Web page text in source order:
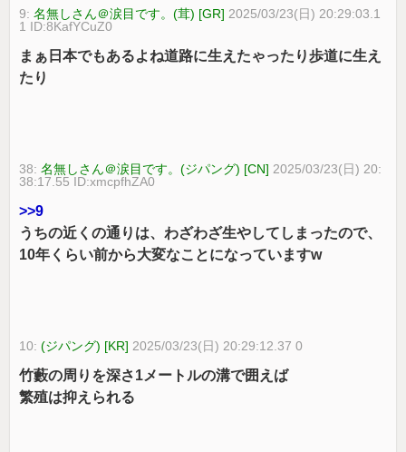
9:名無しさん＠涙目です。(茸) [GR] 2025/03/23(日) 20:29:03.1
1 ID:8KafYCuZ0
まぁ日本でもあるよね道路に生えたゃったり歩道に生え
たり
38:名無しさん＠涙目です。(ジパング) [CN] 2025/03/23(日) 20:
38:17.55 ID:xmcpfhZA0
>>9
うちの近くの通りは、わざわざ生やしてしまったので、
10年くらい前から大変なことになっていますw
10:(ジパング) [KR] 2025/03/23(日) 20:29:12.37 0
竹藪の周りを深さ1メートルの溝で囲えば
繁殖は抑えられる